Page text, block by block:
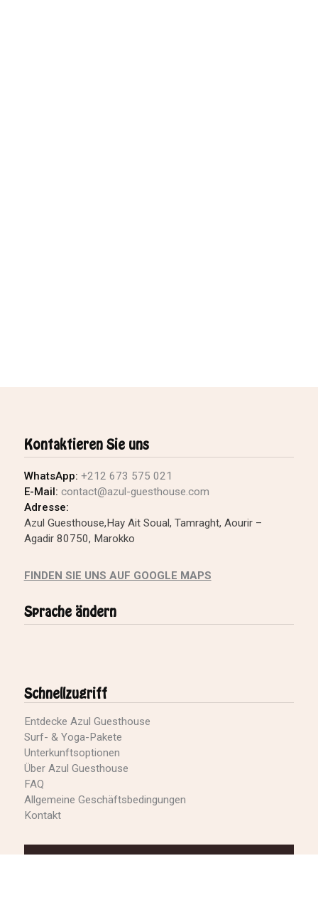
Kontaktieren Sie uns
WhatsApp: +212 673 575 021
E-Mail: contact@azul-guesthouse.com
Adresse:
Azul Guesthouse,Hay Ait Soual, Tamraght, Aourir –
Agadir 80750, Marokko
FINDEN SIE UNS AUF GOOGLE MAPS
Sprache ändern
Schnellzugriff
Entdecke Azul Guesthouse
Surf- & Yoga-Pakete
Unterkunftsoptionen
Über Azul Guesthouse
FAQ
Allgemeine Geschäftsbedingungen
Kontakt